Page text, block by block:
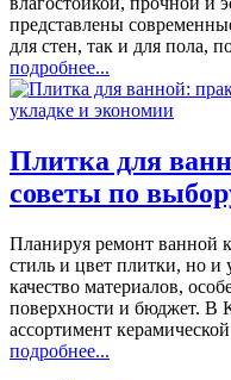
представлены
для стен, так и для пола,
подробнее...
Плитка для
советы по
Планируя ремонт ванной
стиль и цвет плитки, но и
качество материалов,
поверхности и бюджет. В
ассортимент
подробнее...